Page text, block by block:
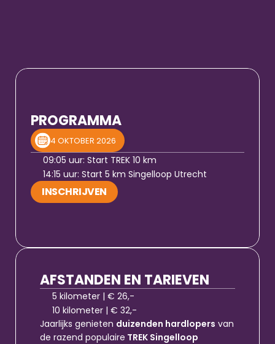
PROGRAMMA
4 OKTOBER 2026
09:05 uur: Start TREK 10 km
14:15 uur: Start 5 km Singelloop Utrecht
INSCHRIJVEN
AFSTANDEN EN TARIEVEN
5 kilometer | € 26,-
10 kilometer | € 32,-
Jaarlijks genieten duizenden hardlopers van
de razend populaire TREK Singelloop